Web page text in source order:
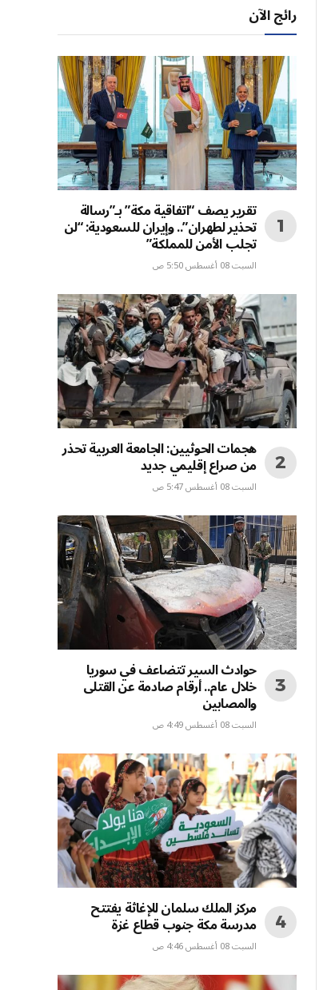
رائج الآن
تقرير يصف “اتفاقية مكة” بـ”رسالة
تحذير لطهران”.. وإيران للسعودية: “لن
تجلب الأمن للمملكة”
السبت 08 أغسطس 5:50 ص
هجمات الحوثيين: الجامعة العربية تحذر
من صراع إقليمي جديد
السبت 08 أغسطس 5:47 ص
حوادث السير تتضاعف في سوريا
خلال عام.. أرقام صادمة عن القتلى
والمصابين
السبت 08 أغسطس 4:49 ص
مركز الملك سلمان للإغاثة يفتتح
مدرسة مكة جنوب قطاع غزة
السبت 08 أغسطس 4:46 ص